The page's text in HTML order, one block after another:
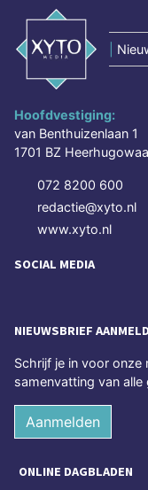
Hoofdvestiging:
van Benthuizenlaan 1
1701 BZ
072 8200 600
redactie@xyto.nl
www.xyto.nl
SOCIAL MEDIA
NIEUWSBRIEF
Schrijf je in voor onze
samenvatting van
Aanmelden
ONLINE DAGBLADEN